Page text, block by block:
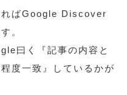
ればGoogle Discover
。
曰く『記事の内容と
度一致』しているかが